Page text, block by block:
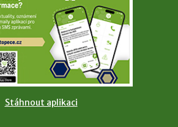
Stáhnout aplikaci